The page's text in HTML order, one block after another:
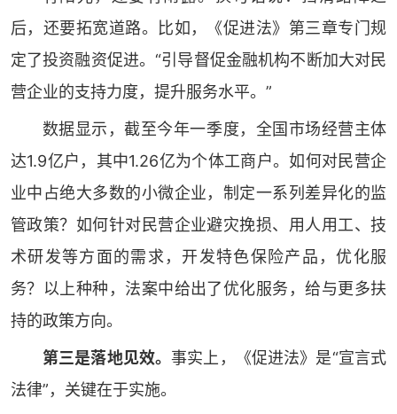
后，还要拓宽道路。比如，《促进法》第三章专门规
定了投资融资促进。“引导督促金融机构不断加大对民
营企业的支持力度，提升服务水平。”
数据显示，截至今年一季度，全国市场经营主体
达1.9亿户，其中1.26亿为个体工商户。如何对民营企
业中占绝大多数的小微企业，制定一系列差异化的监
管政策？如何针对民营企业避灾挽损、用人用工、技
术研发等方面的需求，开发特色保险产品，优化服
务？以上种种，法案中给出了优化服务，给与更多扶
持的政策方向。
第三是落地见效。事实上，《促进法》是“宣言式
法律”，关键在于实施。